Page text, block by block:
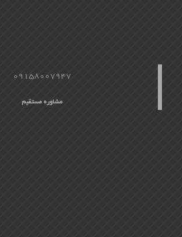
09158007947
مشاوره مستقیم